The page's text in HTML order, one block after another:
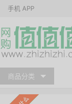
手机 APP
商品分类